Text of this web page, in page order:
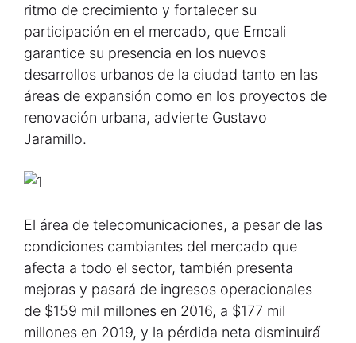
ritmo de crecimiento y fortalecer su
participación en el mercado, que Emcali
garantice su presencia en los nuevos
desarrollos urbanos de la ciudad tanto en las
áreas de expansión como en los proyectos de
renovación urbana, advierte Gustavo
Jaramillo.
El área de telecomunicaciones, a pesar de las
condiciones cambiantes del mercado que
afecta a todo el sector, también presenta
mejoras y pasará de ingresos operacionales
de $159 mil millones en 2016, a $177 mil
millones en 2019, y la pérdida neta disminuirá́